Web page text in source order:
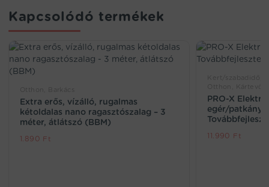
Kapcsolódó termékek
Extra erős, vízálló, rugalmas
kétoldalas nano ragasztószalag – 3
méter, átlátszó (BBM)
1.890 Ft
PRO-X
egér/
11.990 Ft